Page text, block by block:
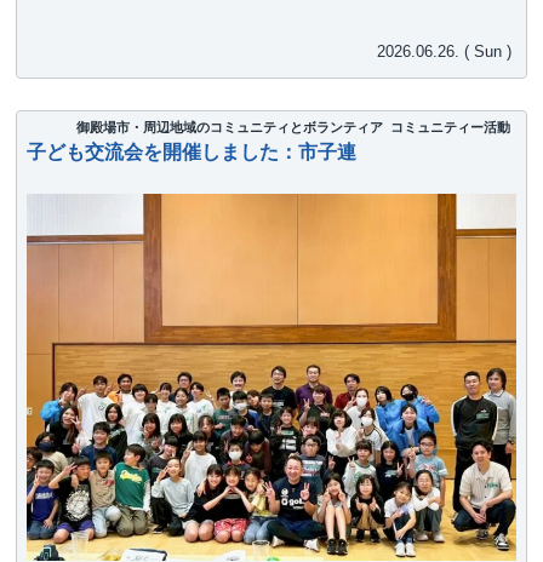
2026.06.26. ( Sun )
御殿場市・周辺地域のコミュニティとボランティア コミュニティー活動
子ども交流会を開催しました：市子連